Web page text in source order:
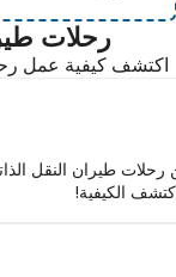
رحلات
اكتشف كيفية عمل
طيران النقل
الكيفية!